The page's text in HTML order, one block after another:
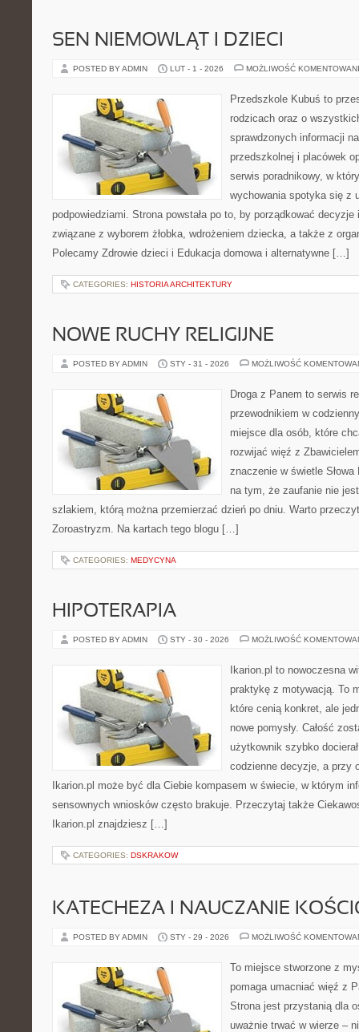
SEN NIEMOWLĄT I DZIECI
POSTED BY ADMIN LUT - 1 - 2026 MOŻLIWOŚĆ
Przedszkole Kubuś to
rodzicach oraz o
sprawdzonych informacji
przedszkolnej i placówek
serwis poradnikowy, w
wychowania spotyka się z
podpowiedziami. Strona powstała po to, by porządkować
związane z wyborem żłobka, wdrożeniem dziecka, a także z
Polecamy Zdrowie dzieci i Edukacja domowa i alternatywne […]
CATEGORIES: HISTORIA ARCHITEKTURY
NOWE RUCHY RELIGIJNE
POSTED BY ADMIN STY - 31 - 2026 MOŻLIWOŚĆ
Droga z Panem to serwis
przewodnikiem w
miejsce dla osób, które
rozwijać więź z
znaczenie w świetle Słowa
na tym, że zaufanie nie
szlakiem, którą można przemierzać dzień po dniu. Warto
Zoroastryzm. Na kartach tego blogu […]
CATEGORIES: MEDYCYNA
HIPOTERAPIA
POSTED BY ADMIN STY - 30 - 2026 MOŻLIWOŚĆ
Ikarion.pl to nowoczesna
praktykę z motywacją. To
które cenią konkret, ale
nowe pomysły. Całość
użytkownik szybko
codzienne decyzje, a przy
Ikarion.pl może być dla Ciebie kompasem w świecie, w którym
sensownych wniosków często brakuje. Przeczytaj także
Ikarion.pl znajdziesz […]
CATEGORIES: DSKRAKOW
KATECHEZA I NAUCZANIE
POSTED BY ADMIN STY - 29 - 2026 MOŻLIWOŚĆ
To miejsce stworzone z
pomaga umacniać więź z
Strona jest przystanią dla
uważnie trwać w wierze –